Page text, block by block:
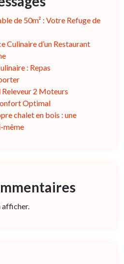
de 50m² : Votre Refuge de
Culinaire d’un Restaurant
: Repas
2 Moteurs
Optimal
chalet en bois : une
même
afficher.